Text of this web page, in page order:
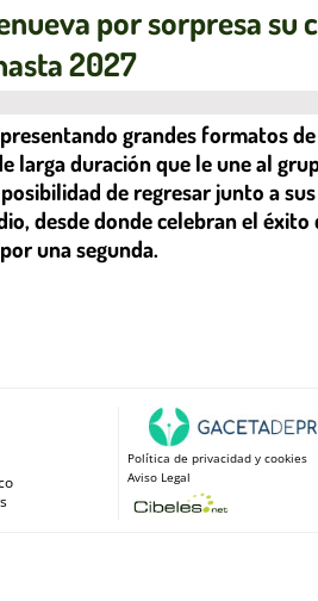
por sorpresa su
2027
grandes formatos
larga duración que le une al
de regresar junto a
desde donde celebran el
una segunda.
Política de privacidad y cookies
Aviso Legal